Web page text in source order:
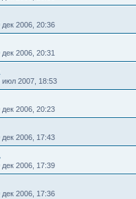
дек 2006, 20:36
дек 2006, 20:31
июл 2007, 18:53
дек 2006, 20:23
дек 2006, 17:43
дек 2006, 17:39
дек 2006, 17:36